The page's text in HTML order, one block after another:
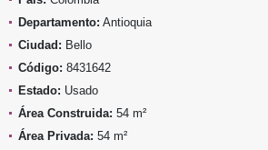
Departamento: Antioquia
Ciudad: Bello
Código: 8431642
Estado: Usado
Área Construida: 54 m²
Área Privada: 54 m²